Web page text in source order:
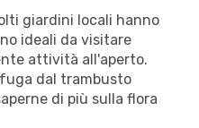
giardini locali hanno
ideali da visitare
attività all'aperto.
dal trambusto
di più sulla flora